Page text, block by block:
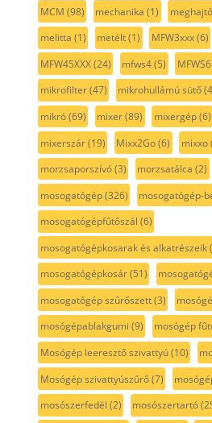
MCM (98) mechanika (1) meghajtó
melitta (1) metélt(1) MFW3xxx(6)
MFW45XXX(24) mfws4(5) MFWS6
mikrofilter(47) mikrohullámú sütő
mikró(69) mixer(89) mixergép(6)
mixerszár(19) Mixx2Go(6) mixxo
morzsaporszívó(3) morzsatálca (2)
mosogatógép(326) mosogatógép-
mosogatógépfűtőszál (6)
mosogatógépkosarak és alkatrészeik
mosogatógépkosár(51)
mosogatógép szűrőszett(3)
mosógépablakgumi (9) mosógép
Mosógép leeresztő szivattyú(10)
Mosógép szivattyúszűrő(7)
mosószerfedél (2) mosószertartó